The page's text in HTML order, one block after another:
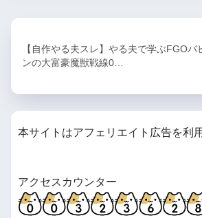
【自作やる夫スレ】やる夫で学ぶFGOバ
ンの大富豪魔獣戦線0…
本サイトはアフェリエイト広告を利
アクセスカウンター